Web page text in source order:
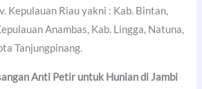
Kepulauan Riau yakni : Kab. Bintan,
Anambas, Kab. Lingga, Natuna,
Tanjungpinang.
Anti Petir untuk Hunian di Jambi